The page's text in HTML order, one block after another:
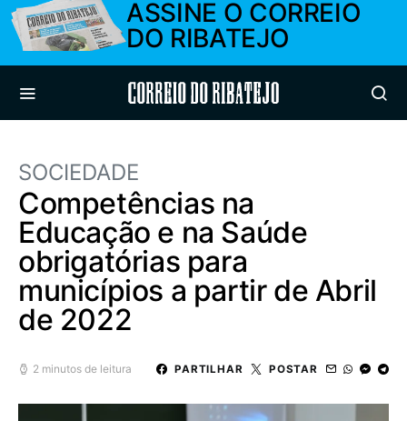
ASSINE O CORREIO
DO RIBATEJO
Correio do Ribatejo
SOCIEDADE
Competências na
Educação e na Saúde
obrigatórias para
municípios a partir de Abril
de 2022
2 minutos de leitura PARTILHAR POSTAR